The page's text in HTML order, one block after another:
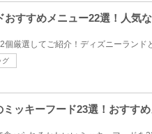
おすすめメニュー22選！人気
グ
ミッキーフード23選！おすす